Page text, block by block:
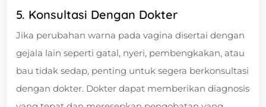
5. Konsultasi Dengan Dokter
Jika perubahan warna pada vagina disertai dengan
gejala lain seperti gatal, nyeri, pembengkakan, atau
bau tidak sedap, penting untuk segera berkonsultasi
dengan dokter. Dokter dapat memberikan diagnosis